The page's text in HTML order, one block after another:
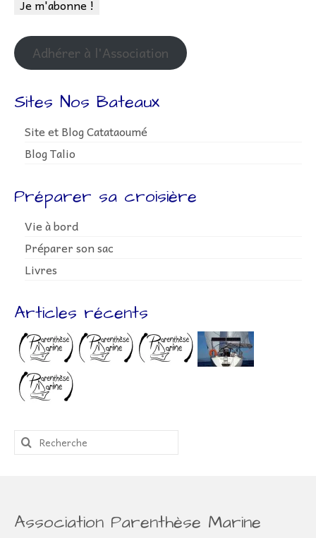
Adhérer à l'Association
Sites Nos Bateaux
Site et Blog Catataoumé
Blog Talio
Préparer sa croisière
Vie à bord
Préparer son sac
Livres
Articles récents
Rechercher
:
Association Parenthèse Marine